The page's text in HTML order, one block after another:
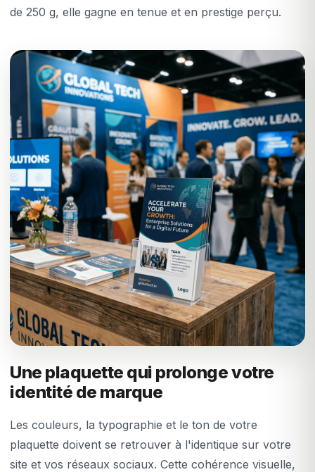
de 250 g, elle gagne en tenue et en prestige perçu.
Une plaquette qui prolonge votre
identité de marque
Les couleurs, la typographie et le ton de votre
plaquette doivent se retrouver à l'identique sur votre
site et vos réseaux sociaux. Cette cohérence visuelle,